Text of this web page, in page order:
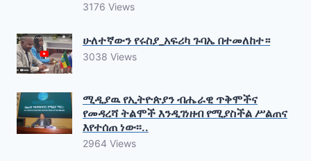
3176 Views
ሁለተኛውን የሩስያ_አፍሪካ ጉባኤ በተመለከተ።
3038 Views
ሚዲያዉ የኢትዮጵያን ብሔራዊ ጥቅሞችና
የመዳረሻ ትልሞች እንዲገነዘብ የሚያስችል ሥልጠና
እየተሰጠ ነው፡፡..
2964 Views